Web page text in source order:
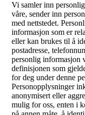
Vi samler inn
våre, sender inn
med nettstedet.
informasjon som er
eller kan brukes til å
postadresse,
personlig informasjon
definisjonen som
for deg under denne
Personopplysninger
anonymisert eller
mulig for oss, enten i